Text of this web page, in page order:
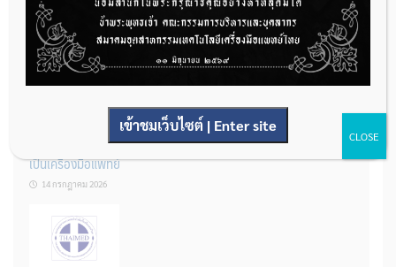
การโฆษณาเครื่องมือแพทย์แบบใดที่ได้รับการยกเว้นไม่ต้องขออนุญาต
14 กรกฎาคม 2026
รู้หรือไม่? ผลิตภัณฑ์ชุดตรวจสําหรับตรวจสอบการปนเปื้อนแบบใดจัด
เป็นเครื่องมือแพทย์
14 กรกฎาคม 2026
เข้าชมเว็บไซต์ | Enter site
CLOSE